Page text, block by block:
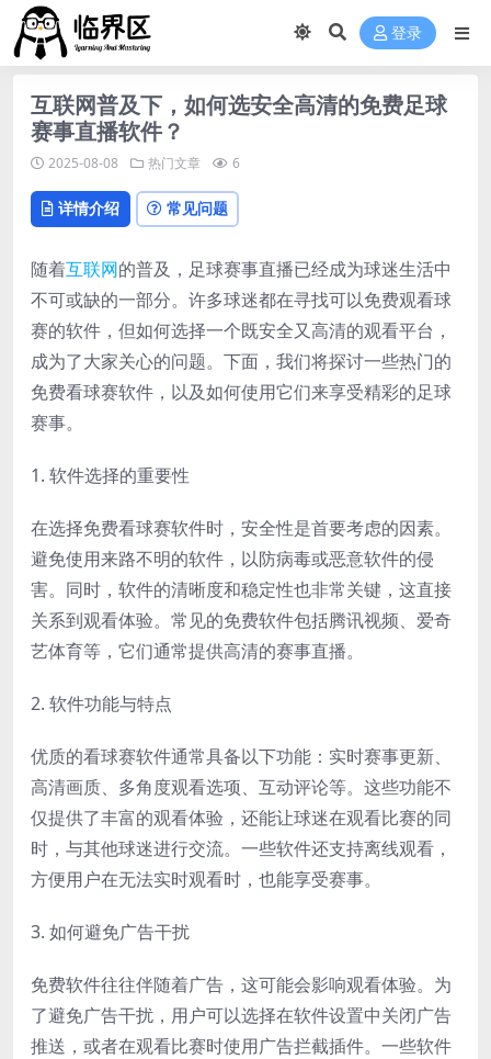
登录
互联网普及下，如何选安全高清的免费足球
赛事直播软件？
2025-08-08 热门文章 6
详情介绍 常见问题
随着互联网的普及，足球赛事直播已经成为球迷生活中
不可或缺的一部分。许多球迷都在寻找可以免费观看球
赛的软件，但如何选择一个既安全又高清的观看平台，
成为了大家关心的问题。下面，我们将探讨一些热门的
免费看球赛软件，以及如何使用它们来享受精彩的足球
赛事。
1. 软件选择的重要性
在选择免费看球赛软件时，安全性是首要考虑的因素。
避免使用来路不明的软件，以防病毒或恶意软件的侵
害。同时，软件的清晰度和稳定性也非常关键，这直接
关系到观看体验。常见的免费软件包括腾讯视频、爱奇
艺体育等，它们通常提供高清的赛事直播。
2. 软件功能与特点
优质的看球赛软件通常具备以下功能：实时赛事更新、
高清画质、多角度观看选项、互动评论等。这些功能不
仅提供了丰富的观看体验，还能让球迷在观看比赛的同
时，与其他球迷进行交流。一些软件还支持离线观看，
方便用户在无法实时观看时，也能享受赛事。
3. 如何避免广告干扰
免费软件往往伴随着广告，这可能会影响观看体验。为
了避免广告干扰，用户可以选择在软件设置中关闭广告
推送，或者在观看比赛时使用广告拦截插件。一些软件